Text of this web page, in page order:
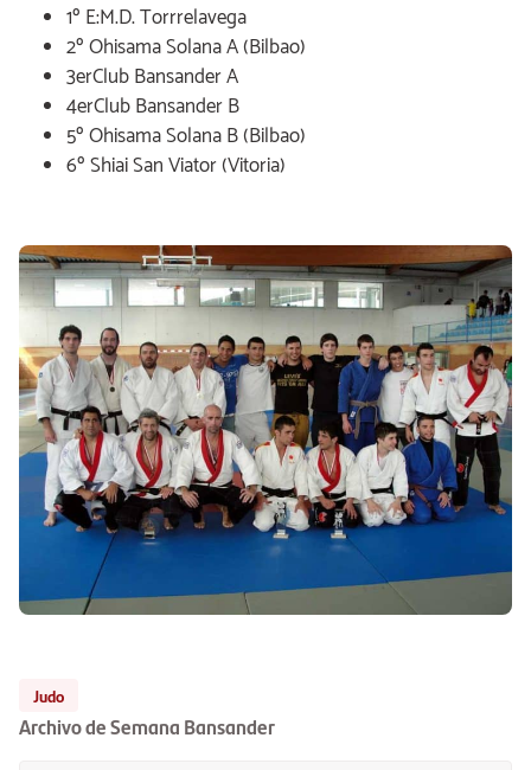
1º E:M.D. Torrrelavega
2º Ohisama Solana A (Bilbao)
3erClub Bansander A
4erClub Bansander B
5º Ohisama Solana B (Bilbao)
6º Shiai San Viator (Vitoria)
Judo
Archivo de Semana Bansander